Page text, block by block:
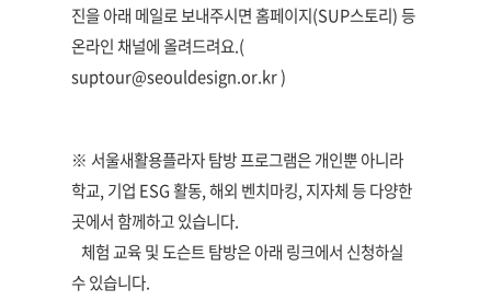
진을 아래 메일로 보내주시면 홈페이지(SUP스토리) 등
온라인 채널에 올려드려요.(
suptour@seouldesign.or.kr )
※ 서울새활용플라자 탐방 프로그램은 개인뿐 아니라
학교, 기업 ESG 활동, 해외 벤치마킹, 지자체 등 다양한
곳에서 함께하고 있습니다.
체험 교육 및 도슨트 탐방은 아래 링크에서 신청하실
수 있습니다.